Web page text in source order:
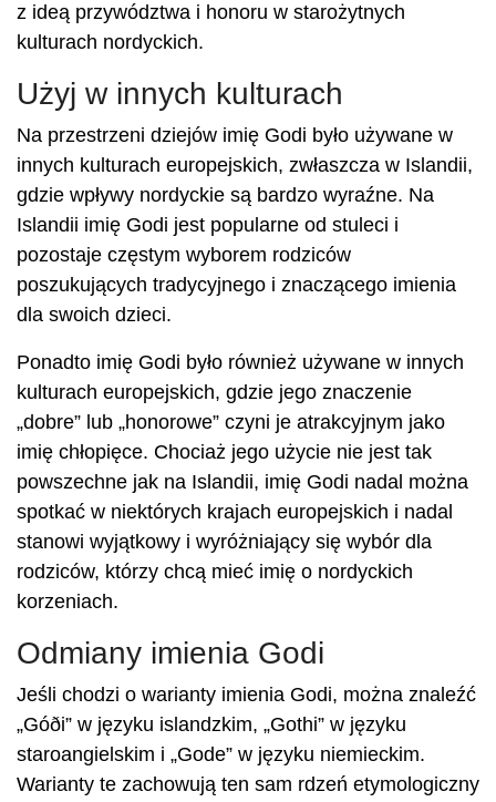
z ideą przywództwa i honoru w starożytnych
kulturach nordyckich.
Użyj w innych kulturach
Na przestrzeni dziejów imię Godi było używane w
innych kulturach europejskich, zwłaszcza w Islandii,
gdzie wpływy nordyckie są bardzo wyraźne. Na
Islandii imię Godi jest popularne od stuleci i
pozostaje częstym wyborem rodziców
poszukujących tradycyjnego i znaczącego imienia
dla swoich dzieci.
Ponadto imię Godi było również używane w innych
kulturach europejskich, gdzie jego znaczenie
„dobre” lub „honorowe” czyni je atrakcyjnym jako
imię chłopięce. Chociaż jego użycie nie jest tak
powszechne jak na Islandii, imię Godi nadal można
spotkać w niektórych krajach europejskich i nadal
stanowi wyjątkowy i wyróżniający się wybór dla
rodziców, którzy chcą mieć imię o nordyckich
korzeniach.
Odmiany imienia Godi
Jeśli chodzi o warianty imienia Godi, można znaleźć
„Góði” w języku islandzkim, „Gothi” w języku
staroangielskim i „Gode” w języku niemieckim.
Warianty te zachowują ten sam rdzeń etymologiczny